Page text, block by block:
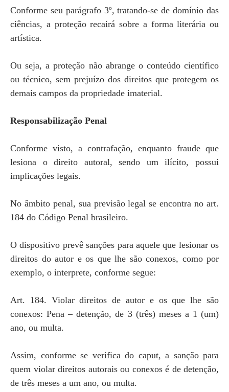
Conforme seu parágrafo 3º, tratando-se de domínio das
ciências, a proteção recairá sobre a forma literária ou
artística.
Ou seja, a proteção não abrange o conteúdo científico
ou técnico, sem prejuízo dos direitos que protegem os
demais campos da propriedade imaterial.
Responsabilização Penal
Conforme visto, a contrafação, enquanto fraude que
lesiona o direito autoral, sendo um ilícito, possui
implicações legais.
No âmbito penal, sua previsão legal se encontra no art.
184 do Código Penal brasileiro.
O dispositivo prevê sanções para aquele que lesionar os
direitos do autor e os que lhe são conexos, como por
exemplo, o interprete, conforme segue:
Art. 184. Violar direitos de autor e os que lhe são
conexos: Pena – detenção, de 3 (três) meses a 1 (um)
ano, ou multa.
Assim, conforme se verifica do caput, a sanção para
quem violar direitos autorais ou conexos é de detenção,
de três meses a um ano, ou multa.